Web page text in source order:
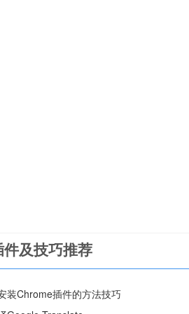
及技巧推荐
装Chrome插件的方法技巧